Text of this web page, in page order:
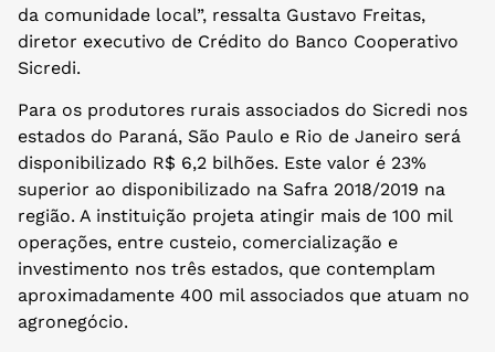
da comunidade local”, ressalta Gustavo Freitas,
diretor executivo de Crédito do Banco Cooperativo
Sicredi.
Para os produtores rurais associados do Sicredi nos
estados do Paraná, São Paulo e Rio de Janeiro será
disponibilizado R$ 6,2 bilhões. Este valor é 23%
superior ao disponibilizado na Safra 2018/2019 na
região. A instituição projeta atingir mais de 100 mil
operações, entre custeio, comercialização e
investimento nos três estados, que contemplam
aproximadamente 400 mil associados que atuam no
agronegócio.